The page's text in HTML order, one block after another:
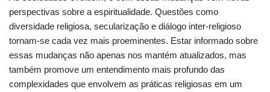
perspectivas sobre a espiritualidade. Questões como
diversidade religiosa, secularização e diálogo inter-religioso
tornam-se cada vez mais proeminentes. Estar informado sobre
essas mudanças não apenas nos mantém atualizados, mas
também promove um entendimento mais profundo das
complexidades que envolvem as práticas religiosas em um